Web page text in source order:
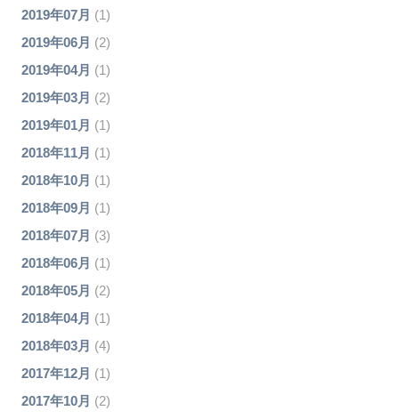
2019年07月 (1)
2019年06月 (2)
2019年04月 (1)
2019年03月 (2)
2019年01月 (1)
2018年11月 (1)
2018年10月 (1)
2018年09月 (1)
2018年07月 (3)
2018年06月 (1)
2018年05月 (2)
2018年04月 (1)
2018年03月 (4)
2017年12月 (1)
2017年10月 (2)